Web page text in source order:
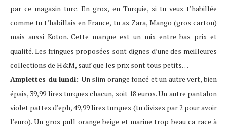
par ce magasin turc. En gros, en Turquie, si tu veux t’habillée
comme tu t’habillais en France, tu as Zara, Mango (gros carton)
mais aussi Koton. Cette marque est un mix entre bas prix et
qualité. Les fringues proposées sont dignes d’une des meilleures
collections de H&M, sauf que les prix sont tous petits…
Amplettes du lundi: Un slim orange foncé et un autre vert, bien
épais, 39,99 lires turques chacun, soit 18 euros. Un autre pantalon
violet pattes d’eph, 49,99 lires turques (tu divises par 2 pour avoir
l’euro). Un gros pull orange beige et marine trop beau ca race à